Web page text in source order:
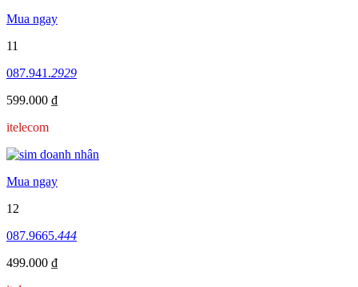
Mua ngay
11
087.941.2929
599.000 ₫
itelecom
Mua ngay
12
087.9665.444
499.000 ₫